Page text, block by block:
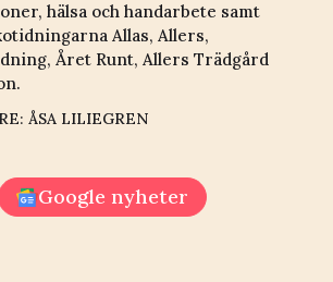
hälsa och handarbete samt
Allas, Allers,
Året Runt, Allers Trädgård
ÅSA LILIEGREN
Google nyheter